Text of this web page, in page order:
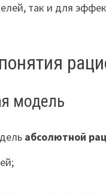
так и для
модель
абсолютной